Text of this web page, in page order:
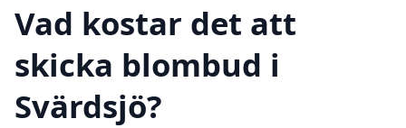
Vad kostar det att
skicka blombud i
Svärdsjö?